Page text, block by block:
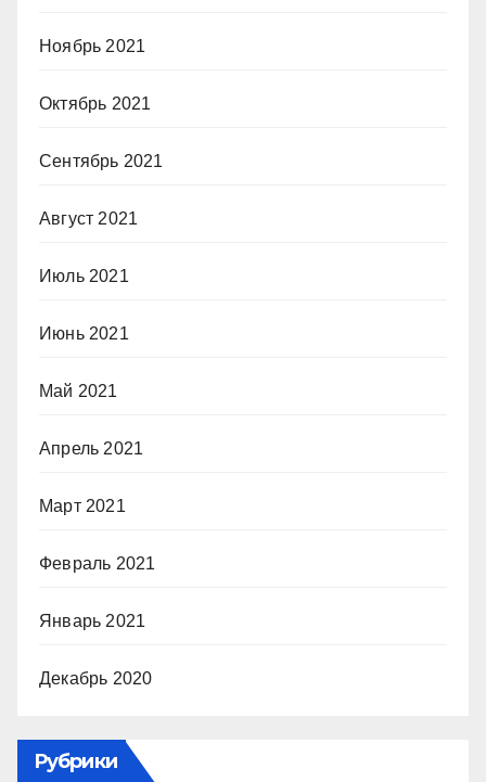
Ноябрь 2021
Октябрь 2021
Сентябрь 2021
Август 2021
Июль 2021
Июнь 2021
Май 2021
Апрель 2021
Март 2021
Февраль 2021
Январь 2021
Декабрь 2020
Рубрики